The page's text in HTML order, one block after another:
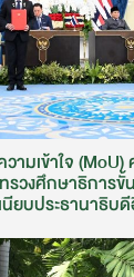
มเข้าใจ
รวงศึกษาธิการ
ยบประธานาธิบ